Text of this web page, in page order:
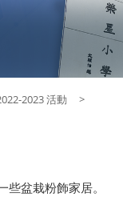
2023 活動
>
盆栽粉飾家居。